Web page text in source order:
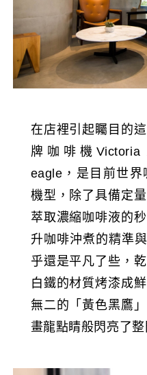
在店裡引起矚目的
牌咖啡機Victoria
eagle，是目前世界
機型，除了具備定
萃取濃縮咖啡液的
升咖啡沖煮的精準
乎還是平凡了些，
白鐵的材質烤漆成
無二的「黃色黑鷹
畫龍點睛般閃亮了整